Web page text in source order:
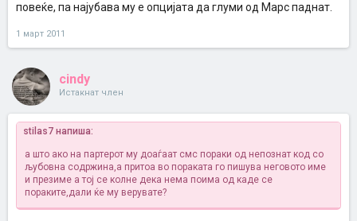
повеќе, па најубава му е опцијата да глуми од Марс паднат.
1 март 2011
cindy
Истакнат член
stilas7 напиша:
а што ако на партерот му доаѓаат смс пораки од непознат код со
љубовна содржина,а притоа во пораката го пишува неговото име
и презиме а тој се колне дека нема поима од каде се
пораките,дали ќе му верувате?